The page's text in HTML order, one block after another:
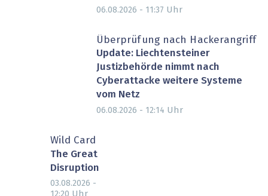
06.08.2026 - 11:37 Uhr
Überprüfung nach Hackerangriff
Update: Liechtensteiner
Justizbehörde nimmt nach
Cyberattacke weitere Systeme
vom Netz
06.08.2026 - 12:14 Uhr
Wild Card
The Great
Disruption
03.08.2026 -
Uhr